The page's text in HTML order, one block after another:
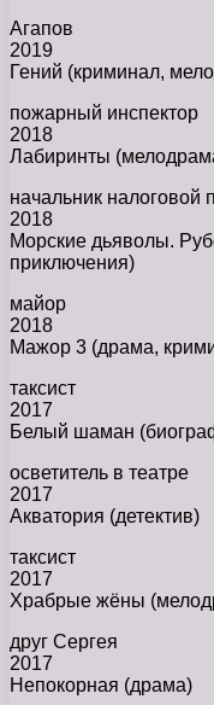
Агапов
2019
Гений (криминал,
пожарный инспектор
2018
Лабиринты
начальник налоговой
2018
Морские дьяволы.
приключения)
майор
2018
Мажор 3 (драма,
таксист
2017
Белый шаман
осветитель в театре
2017
Акватория (детектив)
таксист
2017
Храбрые жёны
друг Сергея
2017
Непокорная (драма)